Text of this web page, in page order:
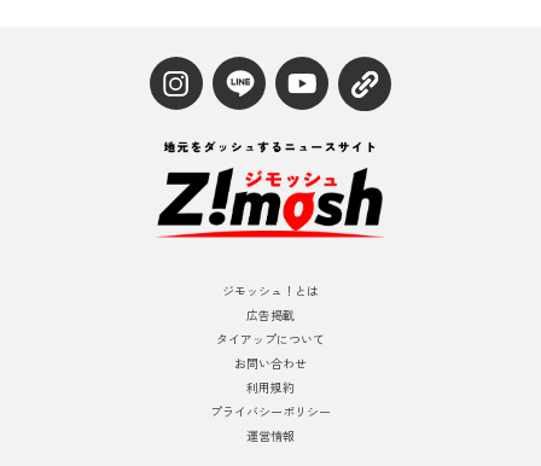
ジモッシュ！とは
広告掲載
タイアップについて
お問い合わせ
利用規約
プライバシーポリシー
運営情報